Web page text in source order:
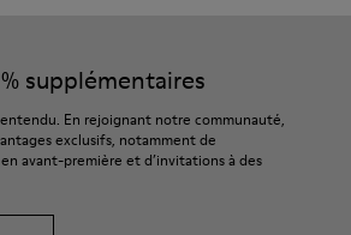
supplémentaires
En rejoignant notre communauté,
exclusifs, notamment de
avant-première et d’invitations à des